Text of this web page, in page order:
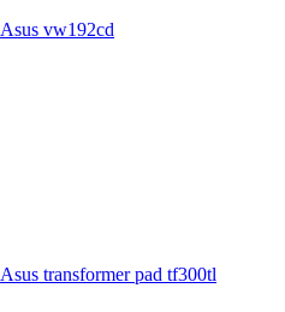
Asus vw192cd
Asus transformer pad tf300tl